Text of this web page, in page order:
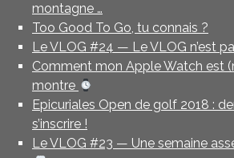
montagne …
Too Good To Go, tu connais ?
Le VLOG #24 — Le VLOG n’est
Comment mon Apple Watch est
montre
Epicuriales Open de golf 2018 :
s’inscrire !
Le VLOG #23 — Une semaine